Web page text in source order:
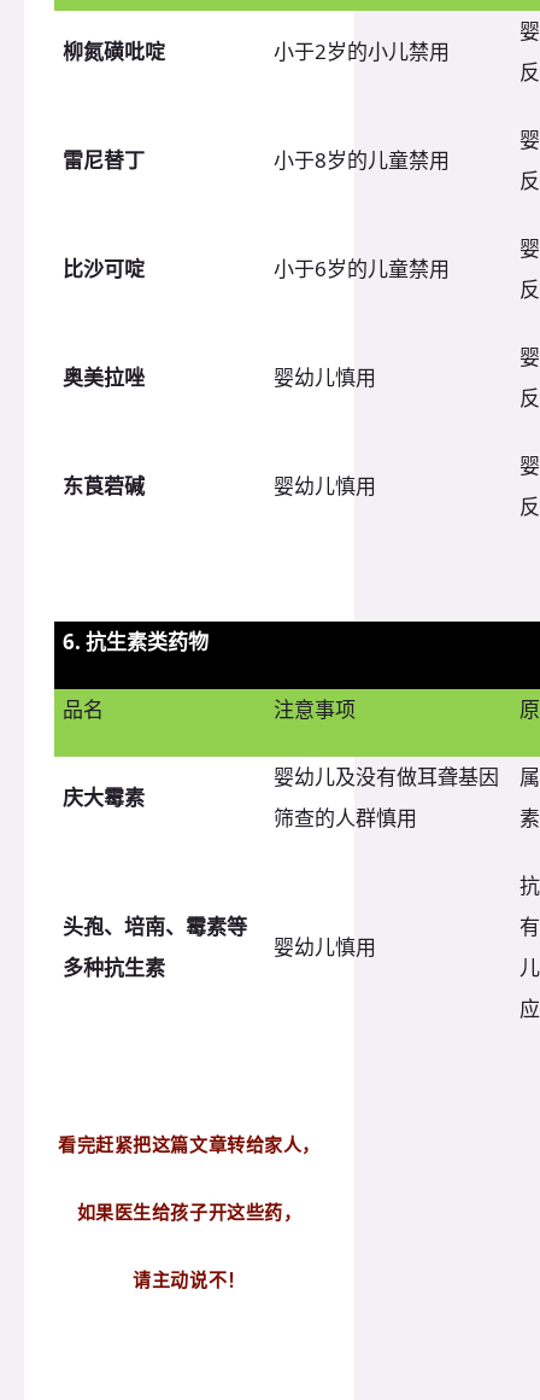
柳氮磺吡啶 小于2岁的小儿禁用
雷尼替丁 小于8岁的儿童禁用
比沙可啶 小于6岁的儿童禁用
奥美拉唑 婴幼儿慎用
东莨菪碱 婴幼儿慎用
6. 抗生素类药物
品名 注意事项
庆大霉素
婴幼儿及没有做耳聋基因
筛查的人群慎用
头孢、培南、霉素等
多种抗生素
婴幼儿慎用
看完赶紧把这篇文章转给家人，
如果医生给孩子开这些药，
请主动说不！